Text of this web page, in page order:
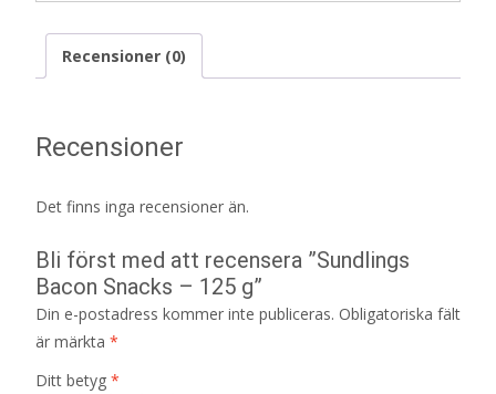
Recensioner (0)
Recensioner
Det finns inga recensioner än.
Bli först med att recensera ”Sundlings
Bacon Snacks – 125 g”
Din e-postadress kommer inte publiceras. Obligatoriska fält
är märkta *
Ditt betyg *